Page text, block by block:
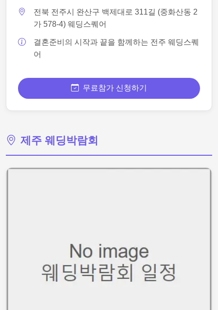
전북 전주시 완산구 백제대로 311길 (중화산동 2
가 578-4) 웨딩스퀘어
결혼준비의 시작과 끝을 함께하는 전주 웨딩스퀘
어
무료참가 신청하기
제주 웨딩박람회